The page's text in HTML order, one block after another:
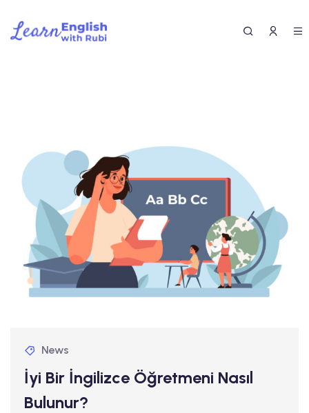
News
İyi Bir İngilizce Öğretmeni Nasıl
Bulunur?